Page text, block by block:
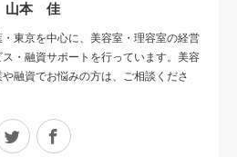
山本 佳
東京を中心に、美容室・理容室の経営
・融資サポートを行っています。美容
融資でお悩みの方は、ご相談くださ
Twitter Facebook